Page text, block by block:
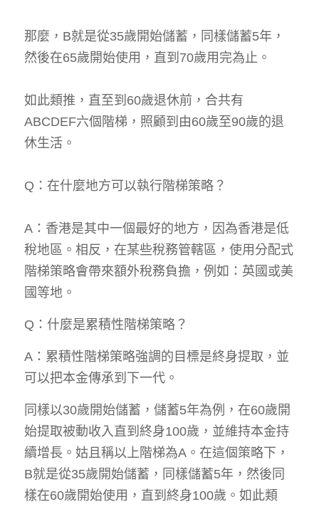
那麼，B就是從35歲開始儲蓄，同樣儲蓄5年，
然後在65歲開始使用，直到70歲用完為止。
如此類推，直至到60歲退休前，合共有
ABCDEF六個階梯，照顧到由60歲至90歲的退
休生活。
Q：在什麼地方可以執行階梯策略？
A：香港是其中一個最好的地方，因為香港是低
稅地區。相反，在某些稅務管轄區，使用分配式
階梯策略會帶來額外稅務負擔，例如：英國或美
國等地。
Q：什麼是累積性階梯策略？
A：累積性階梯策略強調的目標是終身提取，並
可以把本金傳承到下一代。
同樣以30歲開始儲蓄，儲蓄5年為例，在60歲開
始提取被動收入直到終身100歲，並維持本金持
續增長。姑且稱以上階梯為A。在這個策略下，
B就是從35歲開始儲蓄，同樣儲蓄5年，然後同
樣在60歲開始使用，直到終身100歲。如此類